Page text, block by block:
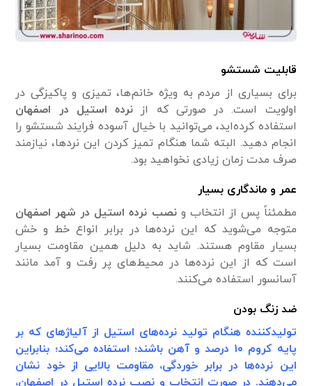
قابلیت شستشو
برای بسیاری از مردم به ویژه خانم‌ها، تمیزی و پاکیزگی در
اولویت است. در صورتی که از
نرده استیل در اصفهان
استفاده کرده‌اید، می‌توانید با خیال آسوده فرایند شستشو را
انجام دهید. البته شما هنگام تمیز کردن این نرد‌ها، نیاز‌مند
صرف مدت زمان زیادی نخواهید بود.
عمر و ماندگاری بسیار
مطمئناً پس از انتخاب ونصب نرده استیل در شهر اصفهان
متوجه می‌شوید که این نرده‌ها در برابر انواع خط و خش
بسیار مقاوم هستند. شاید به دلیل همین مقاومت بسیار
است که از این نرده‌ها در محیط‌های پر رفت و آمد مانند
آسانسور استفاده می‌کنند.
ضد زنگ بودن
تولید‌کننده هنگام تولید نرده‌های استیل از آلیاژ‌های که بر
پایه کروم ۱۰ درصد و آهن باشند؛ استفاده می‌کند؛ بنابراین
این نرده‌ها در برابر خوردگی، مقاومت بالایی از خود نشان
می‌دهند. در صورت انتخاب و نصب نرده استیل در اصفهان،